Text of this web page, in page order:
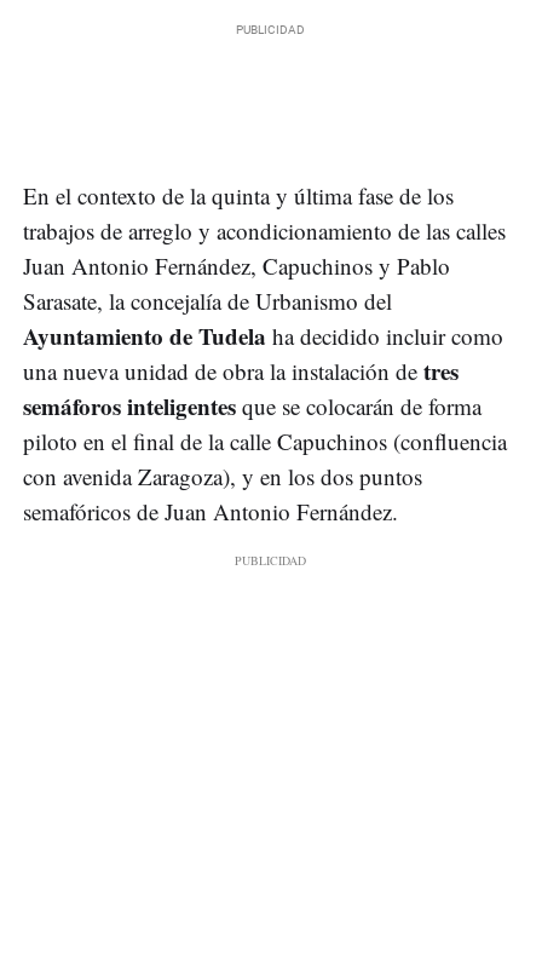
En el contexto de la quinta y última fase de los
trabajos de arreglo y acondicionamiento de las calles
Juan Antonio Fernández, Capuchinos y Pablo
Sarasate, la concejalía de Urbanismo del
Ayuntamiento de Tudela ha decidido incluir como
una nueva unidad de obra la instalación de tres
semáforos inteligentes que se colocarán de forma
piloto en el final de la calle Capuchinos (confluencia
con avenida Zaragoza), y en los dos puntos
semafóricos de Juan Antonio Fernández.